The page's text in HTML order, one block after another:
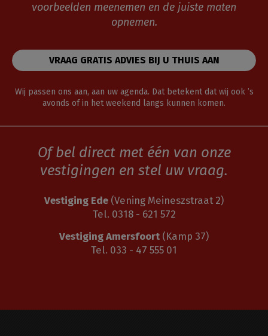
voorbeelden meenemen en de juiste maten
opnemen.
VRAAG GRATIS ADVIES BIJ U THUIS AAN
Wij passen ons aan, aan uw agenda. Dat betekent dat wij ook ’s
avonds of in het weekend langs kunnen komen.
Of bel direct met één van onze
vestigingen en stel uw vraag.
Vestiging Ede (Vening Meineszstraat 2)
Tel. 0318 - 621 572
Vestiging Amersfoort (Kamp 37)
Tel. 033 - 47 555 01